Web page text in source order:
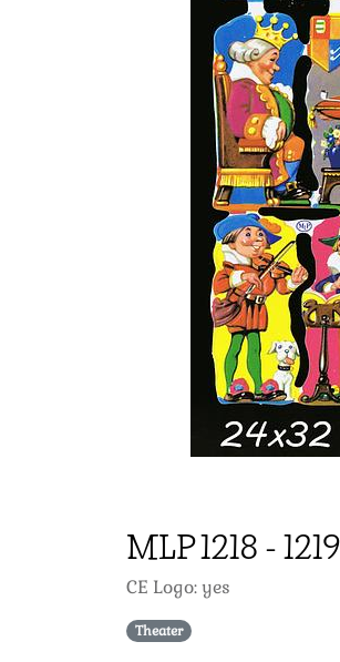
MLP1218 -
CE Logo: yes
Theater